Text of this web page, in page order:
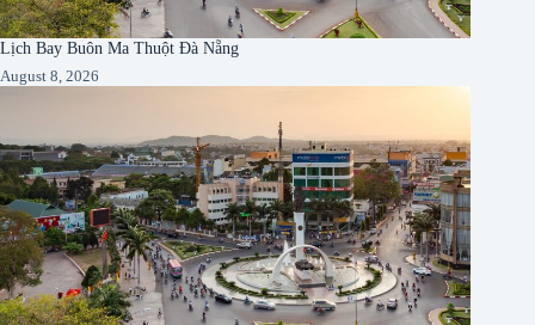
Lịch Bay Buôn Ma Thuột Đà Nẵng
August 8, 2026